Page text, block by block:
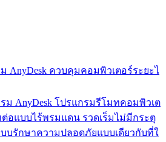
AnyDesk ควบคุมคอมพิวเตอร์ระยะไ
ม AnyDesk โปรแกรมรีโมทคอมพิวเต
อแบบไร้พรมแดน รวดเร็มไม่มีกระตุ
บรักษาความปลอดภัยแบบเดียวกับที่ใ